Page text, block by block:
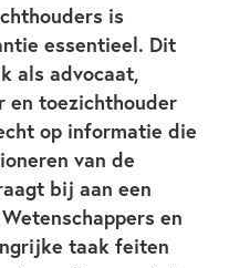
is
essentieel. Dit
als advocaat,
en toezichthouder
op informatie die
van de
bij aan een
en
taak feiten